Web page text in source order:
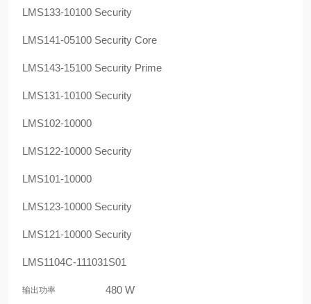
LMS133-10100 Security
LMS141-05100 Security Core
LMS143-15100 Security Prime
LMS131-10100 Security
LMS102-10000
LMS122-10000 Security
LMS101-10000
LMS123-10000 Security
LMS121-10000 Security
LMS1104C-111031S01
输出功率 480 W